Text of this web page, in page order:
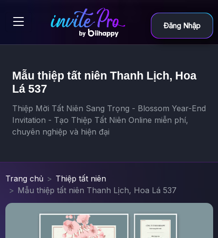
Đăng Nhập
Mẫu thiệp tất niên Thanh Lịch, Hoa
Lá 537
Thiệp Mời Tất Niên Sang Trọng - Blossom Year-End
Invitation - Tạo Thiệp Tất Niên Online miễn phí,
chuyên nghiệp và hiện đại
Trang chủ
Thiệp tất niên
Mẫu thiệp tất niên Thanh Lịch, Hoa Lá 537